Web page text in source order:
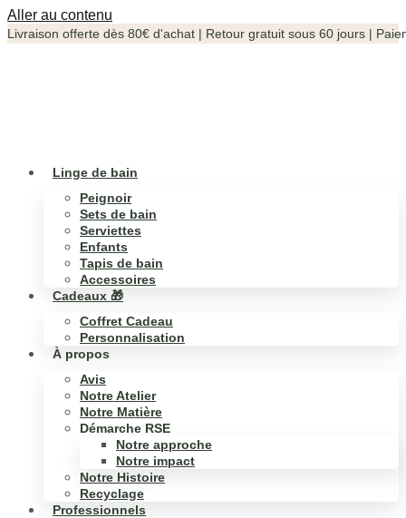
Aller au contenu
Livraison offerte dès 80€ d'achat | Retour gratuit sous 60 jours |
Linge de bain
Peignoir
Sets de bain
Serviettes
Enfants
Tapis de bain
Accessoires
Cadeaux 🎁
Coffret Cadeau
Personnalisation
À propos
Avis
Notre Atelier
Notre Matière
Démarche RSE
Notre approche
Notre impact
Notre Histoire
Recyclage
Professionnels